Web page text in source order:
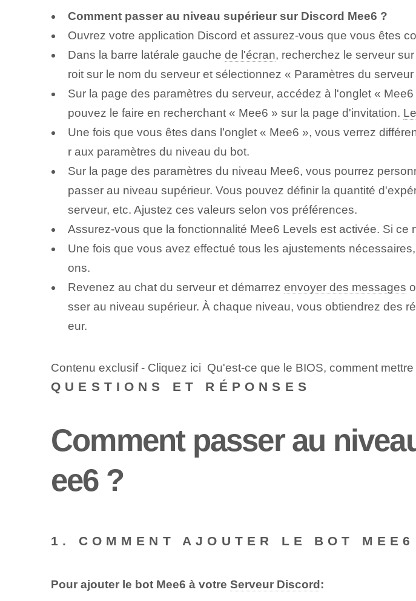
Comment passer au niveau supérieur sur Discord Mee6 ?
Ouvrez votre application Discord et assurez-vous que vous êtes
Dans la barre latérale gauche de l'écran, recherchez le serveur
roit sur le nom du serveur et sélectionnez « Paramètres du serveur
Sur la page des paramètres du serveur, accédez à l'onglet «
pouvez le faire en recherchant « Mee6 » sur la page d'invitation.
Une fois que vous êtes dans l’onglet « Mee6 », vous verrez
r aux paramètres du niveau du bot.
Sur la page des paramètres du niveau Mee6, vous pourrez
passer au niveau supérieur. Vous pouvez définir la quantité
serveur, etc. Ajustez ces valeurs selon vos préférences.
Assurez-vous que la fonctionnalité Mee6 Levels est activée. Si ce
Une fois que vous avez effectué tous les ajustements
ons.
Revenez au chat du serveur et démarrez envoyer des messages
sser au niveau supérieur. À chaque niveau, vous obtiendrez des
eur.
Contenu exclusif - Cliquez ici Qu'est-ce que le BIOS, comment mettre
QUESTIONS ET RÉPONSES
Comment passer au
ee6 ?
1. COMMENT AJOUTER LE BOT
Pour ajouter le bot Mee6 à votre Serveur Discord: